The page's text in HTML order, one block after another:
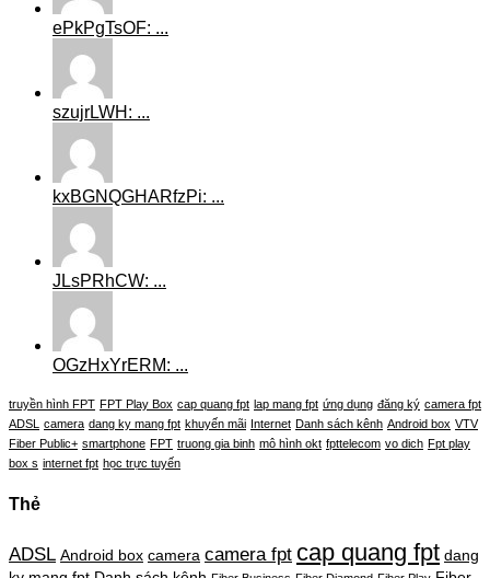
ePkPgTsOF: ...
szujrLWH: ...
kxBGNQGHARfzPi: ...
JLsPRhCW: ...
OGzHxYrERM: ...
truyền hình FPT FPT Play Box cap quang fpt lap mang fpt ứng dụng đăng ký camera fpt
ADSL
camera dang ky mang fpt khuyến mãi Internet Danh sách kênh Android box VTV
Fiber Public+ smartphone FPT truong gia binh mô hình okt fpttelecom vo dich Fpt play
box s internet fpt học trực tuyến
Thẻ
ADSL Android box camera camera fpt cap quang fpt dang